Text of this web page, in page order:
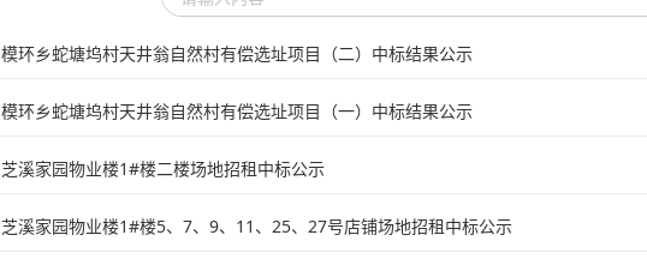
模环乡蛇塘坞村天井翁自然村有偿选址项目（二）中标结果公示
模环乡蛇塘坞村天井翁自然村有偿选址项目（一）中标结果公示
芝溪家园物业楼1#楼二楼场地招租中标公示
芝溪家园物业楼1#楼5、7、9、11、25、27号店铺场地招租中标公示